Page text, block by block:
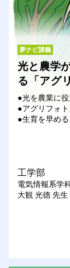
夢ナビ講義
光と農学
る「アグ
●光を農業に
●アグリフォ
●生育を早め
工学部
電気情報系学
大観 光徳 先生